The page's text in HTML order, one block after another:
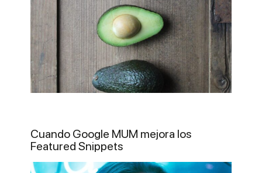
Cuando Google MUM mejora los
Featured Snippets